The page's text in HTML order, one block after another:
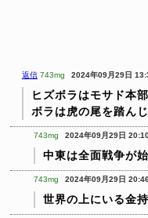
返信 743mg 2024年09月29日
ヒズボラはモサド本
ボラは虎の尾を踏ん
743mg 2024年09月29日
中東は全面戦争が
743mg 2024年09月29日
世界の上にいる金